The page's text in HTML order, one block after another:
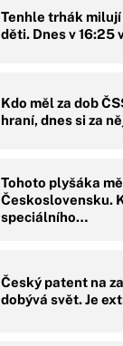
Tenhle trhák
děti. Dnes v 16:25
Kdo měl za dob
hraní, dnes si za
Tohoto plyšáka
Československu.
speciálního…
Český patent na
dobývá svět. Je